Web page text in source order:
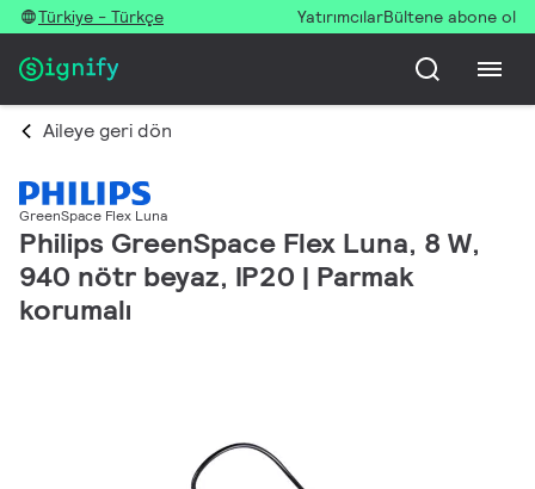
Türkiye - Türkçe YatırımcılarBültene abone ol
Aileye geri dön
GreenSpace Flex Luna
Philips GreenSpace Flex Luna, 8 W,
940 nötr beyaz, IP20 | Parmak
korumalı